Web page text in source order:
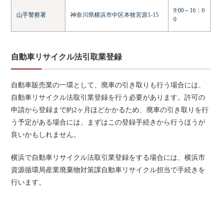
山手警察署 神奈川県横浜市中区本牧宮原1-15
9:00～16：0
0
自動車リサイクル法引取業登録
自動車販売業の一環として、廃車の引き取りも行う場合には、
自動車リサイクル法取引業登録を行う必要があります。許可の
申請から登録まで約2ヶ月ほどかかるため、廃車の引き取りを行
う予定がある場合には、まずはこの登録手続きから行うほうが
良いかもしれません。
横浜で自動車リサイクル法取引業登録をする場合には、横浜市
資源循環局産業廃棄物対策課自動車リサイクル担当で手続きを
行います。